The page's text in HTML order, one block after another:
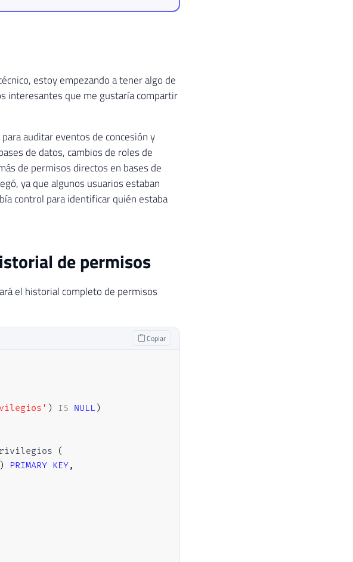
estoy empezando a tener algo de
interesantes que me gustaría compartir
auditar eventos de concesión y
de datos, cambios de roles de
de permisos directos en bases de
ya que algunos usuarios estaban
control para identificar quién estaba
de permisos
el historial completo de permisos
Copiar
) IS NULL )
(
) PRIMARY KEY,